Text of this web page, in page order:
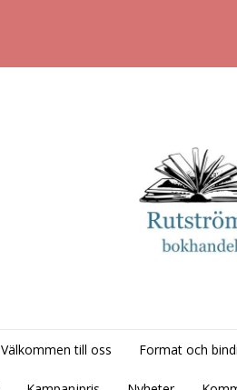
Välkommen till oss Format och